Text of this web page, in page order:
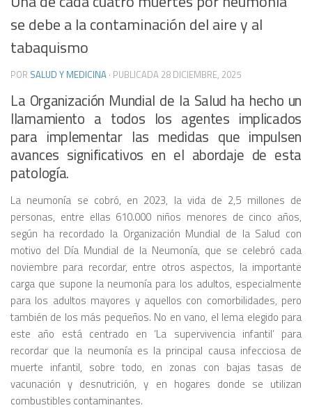
se debe a la contaminación del aire y al
tabaquismo
POR SALUD Y MEDICINA · PUBLICADA 28 DICIEMBRE, 2025
La Organización Mundial de la Salud ha hecho un
llamamiento a todos los agentes implicados
para implementar las medidas que impulsen
avances significativos en el abordaje de esta
patología.
La neumonía se cobró, en 2023, la vida de 2,5 millones de
personas, entre ellas 610.000 niños menores de cinco años,
según ha recordado la Organización Mundial de la Salud con
motivo del Día Mundial de la Neumonía, que se celebró cada
noviembre para recordar, entre otros aspectos, la importante
carga que supone la neumonía para los adultos, especialmente
para los adultos mayores y aquellos con comorbilidades, pero
también de los más pequeños. No en vano, el lema elegido para
este año está centrado en ‘La supervivencia infantil’ para
recordar que la neumonía es la principal causa infecciosa de
muerte infantil, sobre todo, en zonas con bajas tasas de
vacunación y desnutrición, y en hogares donde se utilizan
combustibles contaminantes.